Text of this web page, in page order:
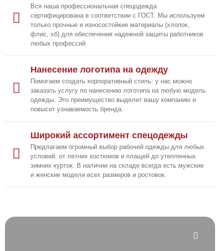
Вся наша профессиональная спецодежда
сертифицирована в соответствии с ГОСТ. Мы используем
только прочные и износостойкие материалы (хлопок,
флис, хб) для обеспечения надежной защиты работников
любых профессий.
Нанесение логотипа на одежду
Помогаем создать корпоративный стиль: у нас можно
заказать услугу по нанесению логотипа на любую модель
одежды. Это преимущество выделит вашу компанию и
повысит узнаваемость бренда.
Широкий ассортимент спецодежды
Предлагаем огромный выбор рабочей одежды для любых
условий: от летних костюмов и плащей до утепленных
зимних курток. В наличии на складе всегда есть мужские
и женские модели всех размеров и ростовок.